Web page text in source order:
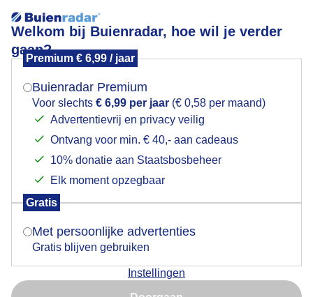
Welkom bij Buienradar, hoe wil je verder
gaan?
Premium € 6,99 / jaar
Buienradar Premium
Voor slechts € 6,99 per jaar (€ 0,58 per maand)
Advertentievrij en privacy veilig
Ontvang voor min. € 40,- aan cadeaus
10% donatie aan Staatsbosbeheer
Elk moment opzegbaar
Gratis
Met persoonlijke advertenties
Gratis blijven gebruiken
Instellingen
Voor deze jonge bosuil mag het snel zomer worden....
Leusden.
Mogen we je locatie gebruiken voor het
Indien je hier nog geen akkoord op hebt gegeven,
verschijnt er zo een pop-up uit je browser waarin
Is goed, toon de popup
Nu niet, misschien later